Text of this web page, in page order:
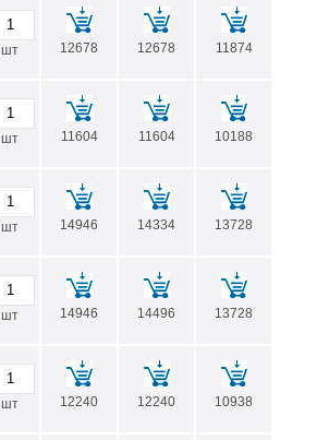
шт
12678 12678 11874
шт
11604 11604 10188
шт 14946 14334 13728
шт 14946 14496 13728
шт
12240 12240 10938